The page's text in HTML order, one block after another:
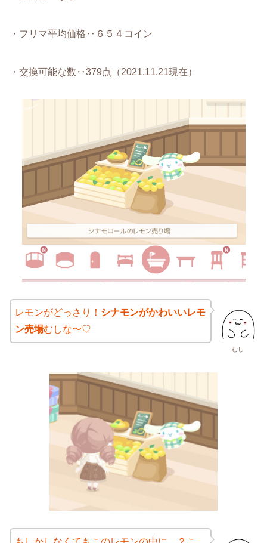
・フリマ平均価格‥６５４コイン
・交換可能な数‥379点（2021.11.21現在）
むし
レモンがどっさり！ シナモンがかわいいレモ
ン売場むしな〜♡